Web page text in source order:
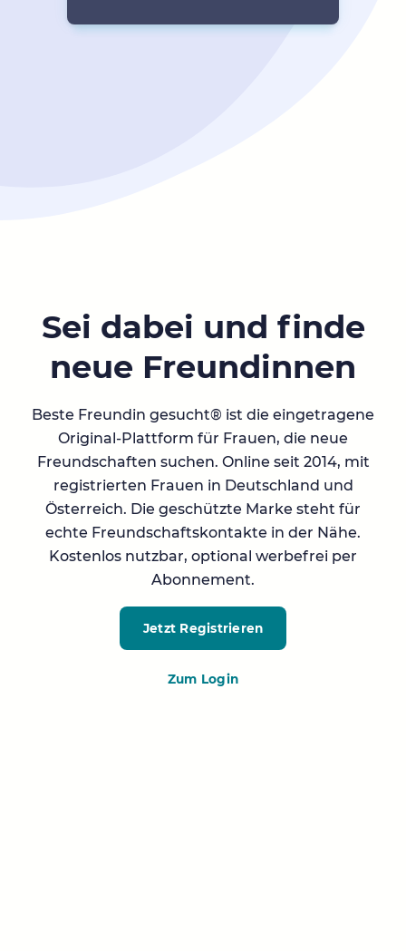
Sei dabei und finde
neue Freundinnen
Beste Freundin gesucht® ist die eingetragene
Original-Plattform für Frauen, die neue
Freundschaften suchen. Online seit 2014, mit
registrierten Frauen in Deutschland und
Österreich. Die geschützte Marke steht für
echte Freundschaftskontakte in der Nähe.
Kostenlos nutzbar, optional werbefrei per
Abonnement.
Jetzt Registrieren
Zum Login